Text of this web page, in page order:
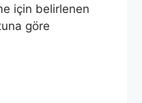
için belirlenen
göre